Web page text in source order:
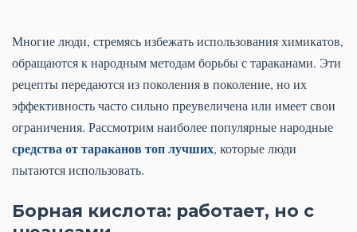
Многие люди, стремясь избежать использования химикатов,
обращаются к народным методам борьбы с тараканами. Эти
рецепты передаются из поколения в поколение, но их
эффективность часто сильно преувеличена или имеет свои
ограничения. Рассмотрим наиболее популярные народные
средства от тараканов топ лучших, которые люди
пытаются использовать.
Борная кислота: работает, но с